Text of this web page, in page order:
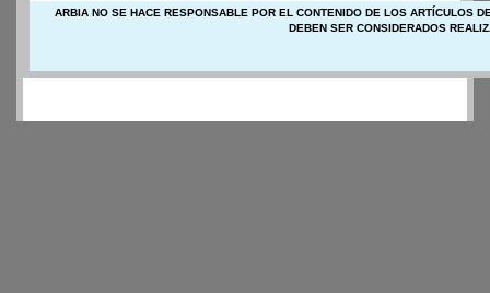
ARBIA NO SE HACE RESPONSABLE POR EL CONTENIDO DE LOS ARTÍCULOS
DEBEN SER CONSIDERADOS